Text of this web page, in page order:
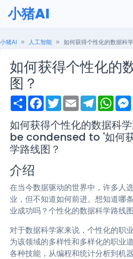
小猪AI
小猪AI 人工智能 如何获得个性化的数据科
如何获得个性化的
图？
S
h
r
e
F
a
e
b
o
o
k
T
w
t
t
e
E
m
i
l
T
e
e
g
r
W
h
t
s
A
如何获得个性化的数据科
be condensed to '如何
学路线图？
介绍
在当今数据驱动的世界中，许多人
业，但不知道如何前进。想知道哪
业成功吗？个性化的数据科学路线
对于数据科学家来说，个性化的职
为该领域的多样性和多样化的职业
各种技能，从编程和统计分析到机